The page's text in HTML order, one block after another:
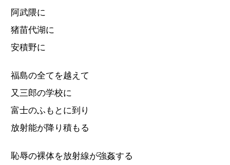
阿武隈に
猪苗代湖に
安積野に
福島の全てを越えて
又三郎の学校に
富士のふもとに到り
放射能が降り積もる
恥辱の裸体を放射線が強姦する